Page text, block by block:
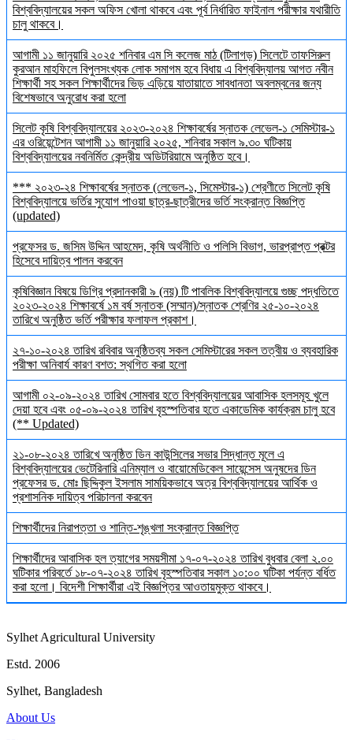
বিশ্ববিদ্যালয়ের সকল অফিস খোলা থাকবে এবং পূর্ব নির্ধারিত ফাইনাল পরীক্ষার যথারীতি
চালু থাকবে।
আগামী ১১ জানুয়ারি ২০২৫ শনিবার এম সি কলেজ মাঠ (টিলাগড়) সিলেটে তাফসিরুল
কুরআন মাহফিলে বিপুলসংখ্যক লোক সমাগম হবে বিধায় এ বিশ্ববিদ্যালয় আগত নবীন
শিক্ষার্থী সহ সকল শিক্ষার্থীদের ভিড় এড়িয়ে যাতায়াতে সাবধানতা অবলম্বনের জন্য
বিশেষভাবে অনুরোধ করা হলো
সিলেট কৃষি বিশ্ববিদ্যালয়ের ২০২৩-২০২৪ শিক্ষাবর্ষের স্নাতক লেভেল-১ সেমিস্টার-১
এর ওরিয়েন্টেশন আগামী ১১ জানুয়ারি ২০২৫, শনিবার সকাল ৯.৩০ ঘটিকায়
বিশ্ববিদ্যালয়ের নবনির্মিত কেন্দ্রীয় অডিটরিয়ামে অনুষ্ঠিত হবে।
*** ২০২৩-২৪ শিক্ষাবর্ষের স্নাতক (লেভেল-১, সিমেস্টার-১) শ্রেণীতে সিলেট কৃষি
বিশ্ববিদ্যালয়ে ভর্তির সুযোগ পাওয়া ছাত্র-ছাত্রীদের ভর্তি সংক্রান্ত বিজ্ঞপ্তি
(updated)
প্রফেসর ড. জসিম উদ্দিন আহমেদ, কৃষি অর্থনীতি ও পলিসি বিভাগ, ভারপ্রাপ্ত প্রক্টর
হিসেবে দায়িত্ব পালন করবেন
কৃষিবিজ্ঞান বিষয়ে ডিগ্রি প্রদানকারী ৯ (নয়) টি পাবলিক বিশ্ববিদ্যালয়ে গুচ্ছ পদ্ধতিতে
২০২৩-২০২৪ শিক্ষাবর্ষে ১ম বর্ষ স্নাতক (সম্মান)/স্নাতক শ্রেণির ২৫-১০-২০২৪
তারিখে অনুষ্ঠিত ভর্তি পরীক্ষার ফলাফল প্রকাশ।
২৭-১০-২০২৪ তারিখ রবিবার অনুষ্ঠিতব্য সকল সেমিস্টারের সকল তত্বীয় ও ব্যবহারিক
পরীক্ষা অনিবার্য কারণ বশত: স্থগিত করা হলো
আগামী ০২-০৯-২০২৪ তারিখ সোমবার হতে বিশ্ববিদ্যালয়ের আবাসিক হলসমূহ খুলে
দেয়া হবে এবং ০৫-০৯-২০২৪ তারিখ বৃহস্পতিবার হতে একাডেমিক কার্যক্রম চালু হবে
(** Updated)
২১-০৮-২০২৪ তারিখে অনুষ্ঠিত ডিন কাউন্সিলের সভার সিদ্ধান্ত মূলে এ
বিশ্ববিদ্যালয়ের ভেটেরিনারি এনিম্যাল ও বায়োমেডিকেল সায়েন্সেস অনুষদের ডিন
প্রফেসর ড. মোঃ ছিদ্দিকুল ইসলাম সাময়িকভাবে অত্র বিশ্ববিদ্যালয়ের আর্থিক ও
প্রশাসনিক দায়িত্ব পরিচালনা করবেন
শিক্ষার্থীদের নিরাপত্তা ও শান্তি-শৃঙ্খলা সংক্রান্ত বিজ্ঞপ্তি
শিক্ষার্থীদের আবাসিক হল ত্যাগের সময়সীমা ১৭-০৭-২০২৪ তারিখ বুধবার বেলা ২.০০
ঘটিকার পরিবর্তে ১৮-০৭-২০২৪ তারিখ বৃহস্পতিবার সকাল ১০:০০ ঘটিকা পর্যন্ত বর্ধিত
করা হলো। বিদেশী শিক্ষার্থীরা এই বিজ্ঞপ্তির আওতায়মুক্ত থাকবে।
Sylhet Agricultural University
Estd. 2006
Sylhet, Bangladesh
About Us